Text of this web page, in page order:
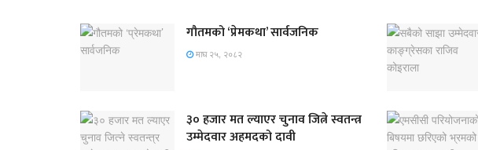
गौतमको ‘प्रेमकथा’ सार्वजनिक
माघ २५, २०८२
३० हजार मत ल्याएर चुनाव जित्ने स्वतन्त्र
उम्मेदवार अहमदको दावी